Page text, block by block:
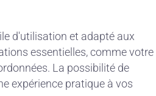
d'utilisation et adapté aux
essentielles, comme votre
La possibilité de
expérience pratique à vos